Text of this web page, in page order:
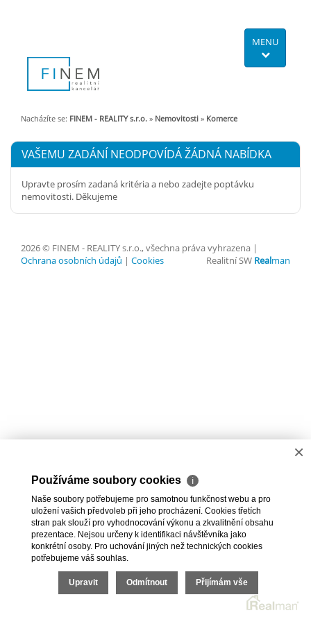
MENU
Nacházíte se: FINEM - REALITY s.r.o. » Nemovitosti » Komerce
VAŠEMU ZADÁNÍ NEODPOVÍDÁ ŽÁDNÁ NABÍDKA
Upravte prosím zadaná kritéria a nebo zadejte poptávku
nemovitosti. Děkujeme
2026 © FINEM - REALITY s.r.o., všechna práva vyhrazena |
Ochrana osobních údajů | Cookies Realitní SW Realman
×
Používáme soubory cookies ℹ
Naše soubory potřebujeme pro samotnou funkčnost webu a pro
uložení vašich předvoleb při jeho procházení. Cookies třetích
stran pak slouží pro vyhodnocování výkonu a zkvalitnění obsahu
prezentace. Nejsou určeny k identifikaci návštěvníka jako
konkrétní osoby. Pro uchování jiných než technických cookies
potřebujeme váš souhlas.
Upravit Odmítnout Přijímám vše